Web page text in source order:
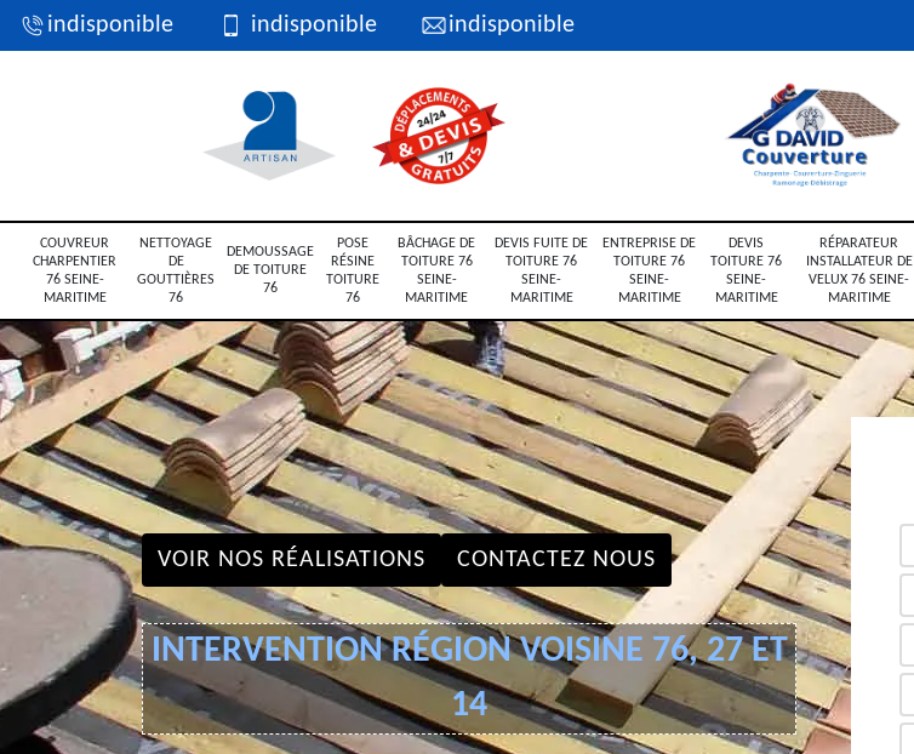
indisponible indisponible indisponible
COUVREUR
CHARPENTIER
76 SEINE-
MARITIME
NETTOYAGE
DE
GOUTTIÈRES
76
DEMOUSSAGE
DE TOITURE
76
POSE
RÉSINE
TOITURE
76
BÂCHAGE DE
TOITURE 76
SEINE-
MARITIME
DEVIS FUITE DE
TOITURE 76
SEINE-
MARITIME
ENTREPRISE DE
TOITURE 76
SEINE-
MARITIME
DEVIS
TOITURE 76
SEINE-
MARITIME
RÉPARATEUR
INSTALLATEUR DE
VELUX 76 SEINE-
MARITIME
VOIR NOS RÉALISATIONS CONTACTEZ NOUS
INTERVENTION RÉGION VOISINE 76, 27 ET
14